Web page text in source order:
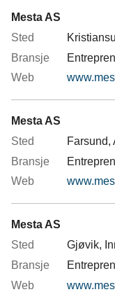
Mesta AS
Mesta AS
Farsund,
Mesta AS
Gjøvik,